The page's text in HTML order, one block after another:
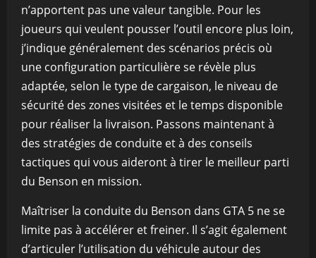
n’apportent pas une valeur tangible. Pour les
joueurs qui veulent pousser l’outil encore plus loin,
j’indique généralement des scénarios précis où
une configuration particulière se révèle plus
adaptée, selon le type de cargaison, le niveau de
sécurité des zones visitées et le temps disponible
pour réaliser la livraison. Passons maintenant à
des stratégies de conduite et à des conseils
tactiques qui vous aideront à tirer le meilleur parti
du Benson en mission.
Maîtriser la conduite du Benson dans GTA 5 ne se
limite pas à accélérer et freiner. Il s’agit également
d’articuler l’utilisation du véhicule autour des